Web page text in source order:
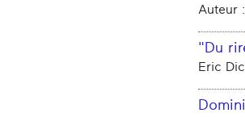
Auteur
"Du
Eric